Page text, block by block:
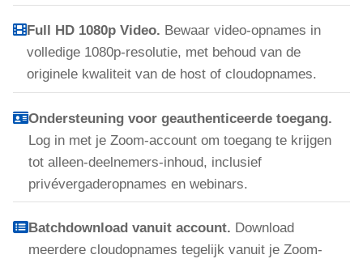
Full HD 1080p Video. Bewaar video-opnames in
volledige 1080p-resolutie, met behoud van de
originele kwaliteit van de host of cloudopnames.
Ondersteuning voor geauthenticeerde toegang.
Log in met je Zoom-account om toegang te krijgen
tot alleen-deelnemers-inhoud, inclusief
privévergaderopnames en webinars.
Batchdownload vanuit account. Download
meerdere cloudopnames tegelijk vanuit je Zoom-